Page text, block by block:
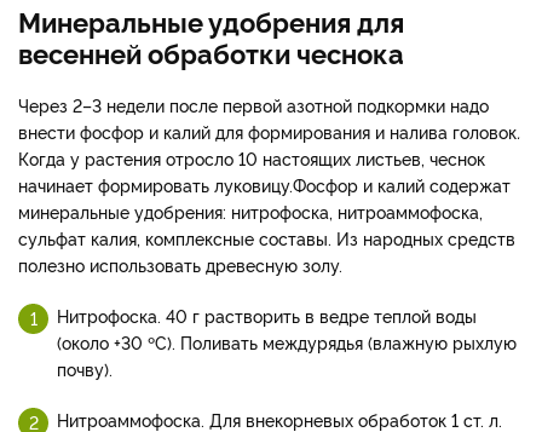
Минеральные удобрения для
весенней обработки чеснока
Через 2–3 недели после первой азотной подкормки надо
внести фосфор и калий для формирования и налива головок.
Когда у растения отросло 10 настоящих листьев, чеснок
начинает формировать луковицу.Фосфор и калий содержат
минеральные удобрения: нитрофоска, нитроаммофоска,
сульфат калия, комплексные составы. Из народных средств
полезно использовать древесную золу.
Нитрофоска. 40 г растворить в ведре теплой воды
(около +30 ºC). Поливать междурядья (влажную рыхлую
почву).
Нитроаммофоска. Для внекорневых обработок 1 ст. л.